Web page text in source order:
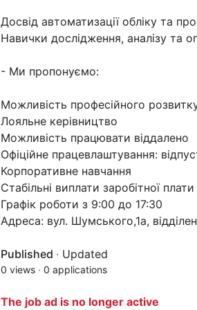
Досвід автоматизації обліку та
Навички дослідження, аналізу та
- Ми пропонуємо:
Можливість професійного
Лояльне керівництво
Можливість працювати віддалено
Офіційне працевлаштування:
Корпоративне навчання
Стабільні виплати заробітної плати
Графік роботи з 9:00 до 17:30
Адреса: вул. Шумського,1а,
Published · Updated
0 views · 0 applications
The job ad is no longer active